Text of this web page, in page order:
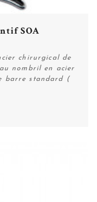
SOA
chirurgical de
nombril en acier
barre standard (